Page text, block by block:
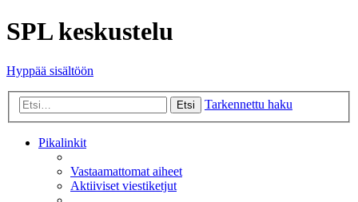
SPL keskustelu
Hyppää sisältöön
Etsi Tarkennettu haku
Pikalinkit
Vastaamattomat aiheet
Aktiiviset viestiketjut